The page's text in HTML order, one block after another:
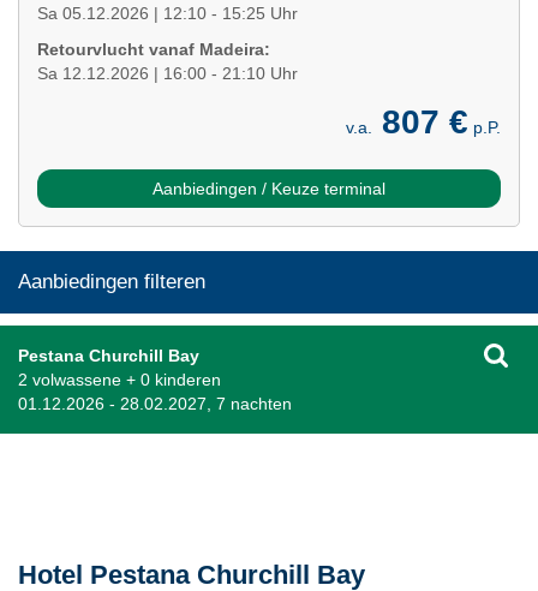
Sa 05.12.2026 | 12:10 - 15:25 Uhr
Retourvlucht vanaf Madeira:
Sa 12.12.2026 | 16:00 - 21:10 Uhr
v.a. 807 € p.P.
Aanbiedingen / Keuze terminal
Aanbiedingen filteren
Pestana Churchill Bay
2 volwassene + 0 kinderen
01.12.2026 - 28.02.2027, 7 nachten
Hotel Pestana Churchill Bay